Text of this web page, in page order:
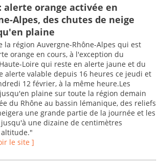
alerte orange activée en
Alpes, des chutes de neige
plaine
la région Auvergne-Rhône-Alpes qui est
orange en cours, à l'exception du
Loire qui reste en alerte jaune et du
alerte valable depuis 16 heures ce jeudi et
12 février, à la même heure.Les
plaine sur toute la région demain
du Rhône au bassin lémanique, des reliefs
une grande partie de la journée et les
une dizaine de centimètres
altitude."
le site ]